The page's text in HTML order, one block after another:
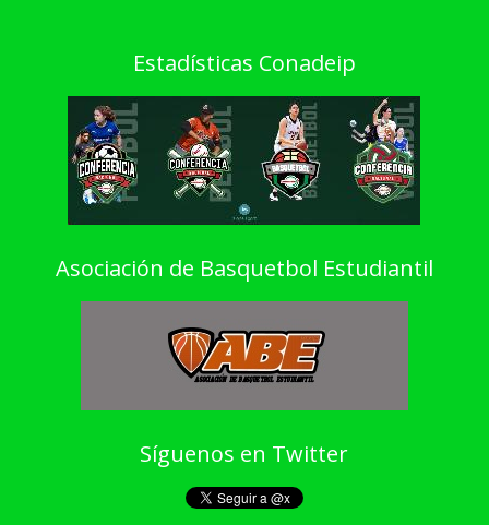
Estadísticas Conadeip
Asociación de Basquetbol Estudiantil
Síguenos en Twitter